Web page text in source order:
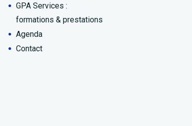
GPA Services :
formations & prestations
Agenda
Contact